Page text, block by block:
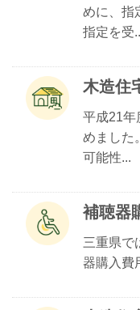
めに、指
指定を受
木造住
平成21年
めました
可能性...
補聴器
三重県で
器購入費